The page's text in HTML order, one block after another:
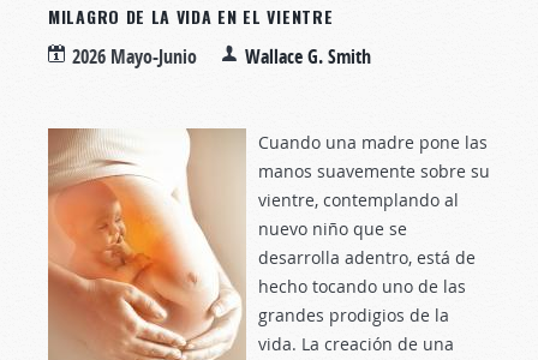
MILAGRO DE LA VIDA EN EL VIENTRE
2026 Mayo-Junio Wallace G. Smith
Cuando una madre pone las
manos suavemente sobre su
vientre, contemplando al
nuevo niño que se
desarrolla adentro, está de
hecho tocando uno de las
grandes prodigios de la
vida. La creación de una